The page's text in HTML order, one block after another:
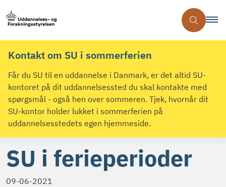
Kontakt om SU i sommerferien
Får du SU til en uddannelse i Danmark, er det altid SU-
kontoret på dit uddannelsessted du skal kontakte med
spørgsmål - også hen over sommeren. Tjek, hvornår dit
SU-kontor holder lukket i sommerferien på
uddannelsesstedets egen hjemmeside.
SU i ferieperioder
09-06-2021